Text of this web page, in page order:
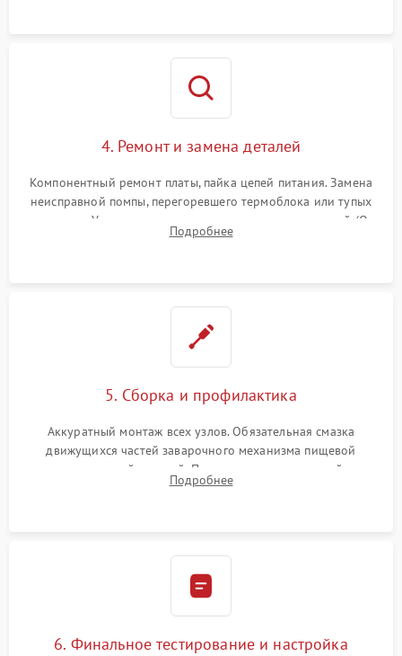
4. Ремонт и замена деталей
Компонентный ремонт платы, пайка цепей питания. Замена
неисправной помпы, перегоревшего термоблока или тупых
жерновов. Установка новых силиконовых уплотнителей (O-
ring) и тефлоновых трубок для надежного устранения
Подробнее
5. Сборка и профилактика
Аккуратный монтаж всех узлов. Обязательная смазка
движущихся частей заварочного механизма пищевой
силиконовой смазкой. Проведение программной
декальцинации и очистки системы от кофейных масел.
Подробнее
6. Финальное тестирование и настройка